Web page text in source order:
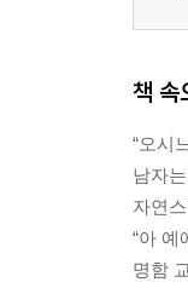
책 속
“오시
남자
자연
“아
명함